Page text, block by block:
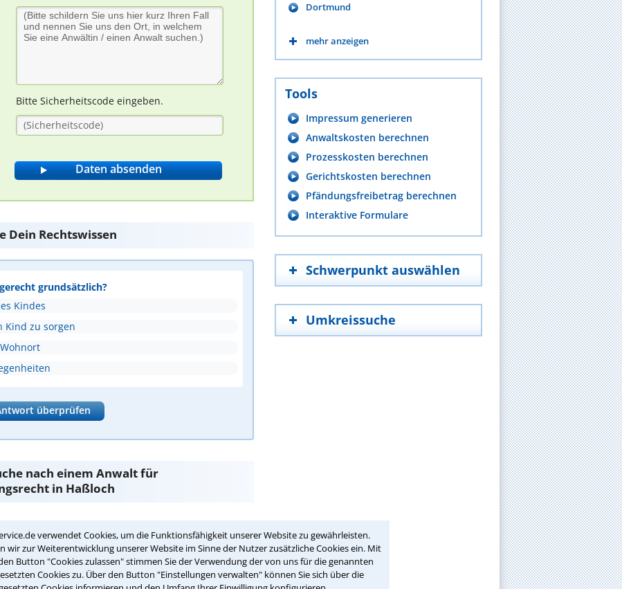
verwendet Cookies, um die Funktionsfähigkeit unserer Website zu gewährleisten.
wir zur Weiterentwicklung unserer Website im Sinne der Nutzer zusätzliche Cookies ein. Mit
Button "Cookies zulassen" stimmen Sie der Verwendung der von uns für die genannten
Cookies zu. Über den Button "Einstellungen verwalten" können Sie sich über die
Bitte Sicherheitscode eingeben.
Dein Rechtswissen
grundsätzlich?
Kindes
Kind zu sorgen
überprüfen
nach einem Anwalt für
in Haßloch
sind Sie bei unseren Anwälten aus
Anwalt für
Dortmund
mehr anzeigen
Tools
Impressum generieren
Anwaltskosten berechnen
Prozesskosten berechnen
Gerichtskosten berechnen
Pfändungsfreibetrag berechnen
Interaktive Formulare
Schwerpunkt auswählen
Umkreissuche